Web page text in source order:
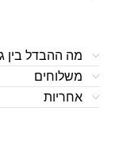
מה ההבדל בין
משלוחים
אחריות